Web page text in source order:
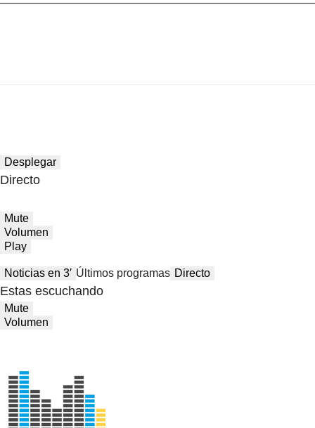
Desplegar
Directo
Mute
Volumen
Play
Noticias en 3′ Últimos programas Directo
Estas escuchando
Mute
Volumen